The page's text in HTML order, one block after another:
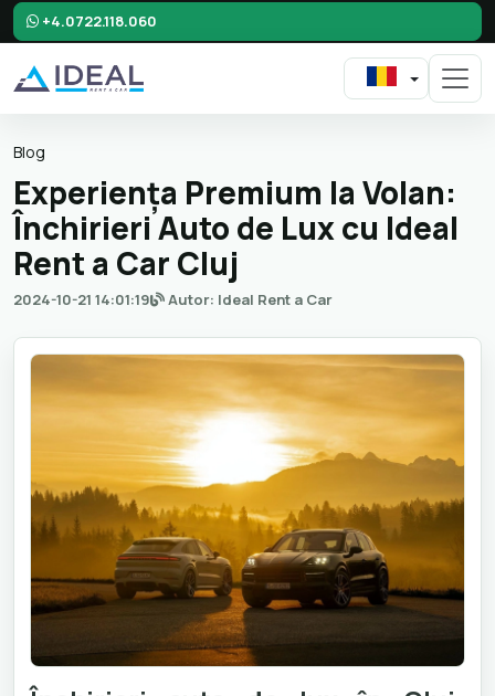
+4.0722.118.060
Blog
Experiența Premium la Volan:
Închirieri Auto de Lux cu Ideal
Rent a Car Cluj
2024-10-21 14:01:19 Autor: Ideal Rent a Car